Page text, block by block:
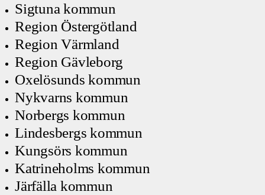
Sigtuna kommun
Region Östergötland
Region Värmland
Region Gävleborg
Oxelösunds kommun
Nykvarns kommun
Norbergs kommun
Lindesbergs kommun
Kungsörs kommun
Katrineholms kommun
Järfälla kommun